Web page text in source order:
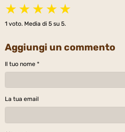
★ ★ ★ ★ ★
1 voto. Media di 5 su 5.
Aggiungi un commento
Il tuo nome
La tua email